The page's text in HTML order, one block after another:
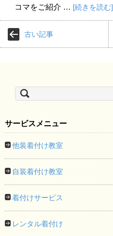
コマをご紹介 … [続きを読む]
古い記事
索:
サービスメニュー
他装着付け教室
自装着付け教室
着付けサービス
レンタル着付け